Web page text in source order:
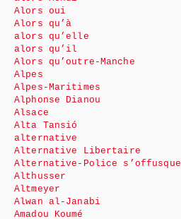
Alors oui
Alors qu’à
alors qu’elle
alors qu’il
Alors qu’outre-Manche
Alpes
Alpes-Maritimes
Alphonse Dianou
Alsace
Alta Tansió
alternative
Alternative Libertaire
Alternative-Police s’offusque
Althusser
Altmeyer
Alwan al-Janabi
Amadou Koumé